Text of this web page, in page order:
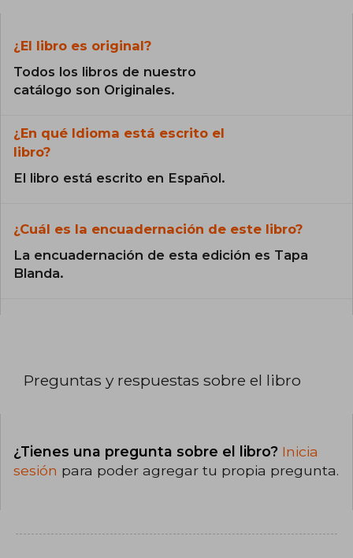
¿El libro es original?
Todos los libros de nuestro
catálogo son Originales.
¿En qué Idioma está escrito el
libro?
El libro está escrito en Español.
¿Cuál es la encuadernación de este libro?
La encuadernación de esta edición es Tapa
Blanda.
Preguntas y respuestas sobre el libro
¿Tienes una pregunta sobre el libro? Inicia
sesión para poder agregar tu propia pregunta.